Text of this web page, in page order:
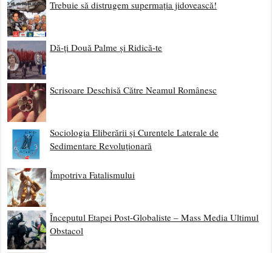
Trebuie să distrugem supermația jidovească!
Dă-ți Două Palme și Ridică-te
Scrisoare Deschisă Către Neamul Românesc
Sociologia Eliberării și Curentele Laterale de
Sedimentare Revoluționară
Împotriva Fatalismului
Începutul Etapei Post-Globaliste – Mass Media Ultimul
Obstacol